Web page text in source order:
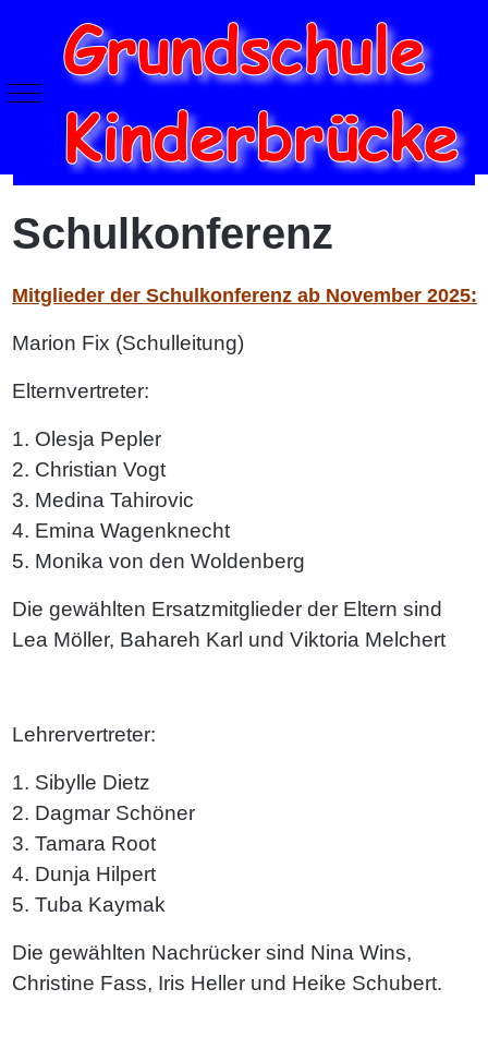
Mobile Menu Toggle
Schulkonferenz
Mitglieder der Schulkonferenz ab November 2025:
Marion Fix (Schulleitung)
Elternvertreter:
1. Olesja Pepler
2. Christian Vogt
3. Medina Tahirovic
4. Emina Wagenknecht
5. Monika von den Woldenberg
Die gewählten Ersatzmitglieder der Eltern sind
Lea Möller, Bahareh Karl und Viktoria Melchert
Lehrervertreter:
1. Sibylle Dietz
2. Dagmar Schöner
3. Tamara Root
4. Dunja Hilpert
5. Tuba Kaymak
Die gewählten Nachrücker sind Nina Wins,
Christine Fass, Iris Heller und Heike Schubert.